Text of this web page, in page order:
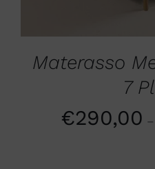
Materasso
7
€290,00 –